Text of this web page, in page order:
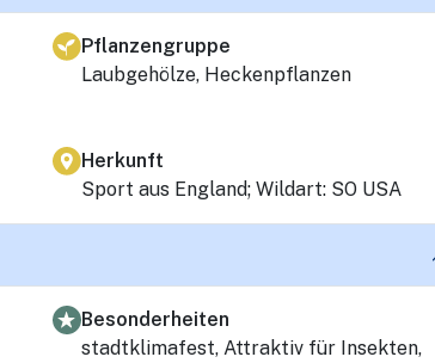
Pflanzengruppe
Laubgehölze, Heckenpflanzen
Herkunft
Sport aus England; Wildart: SO USA
Besonderheiten
stadtklimafest, Attraktiv für Insekten,